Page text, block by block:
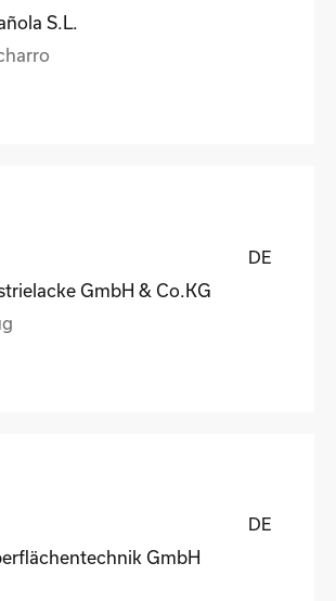
S.L.
DE
GmbH & Co.KG
DE
GmbH